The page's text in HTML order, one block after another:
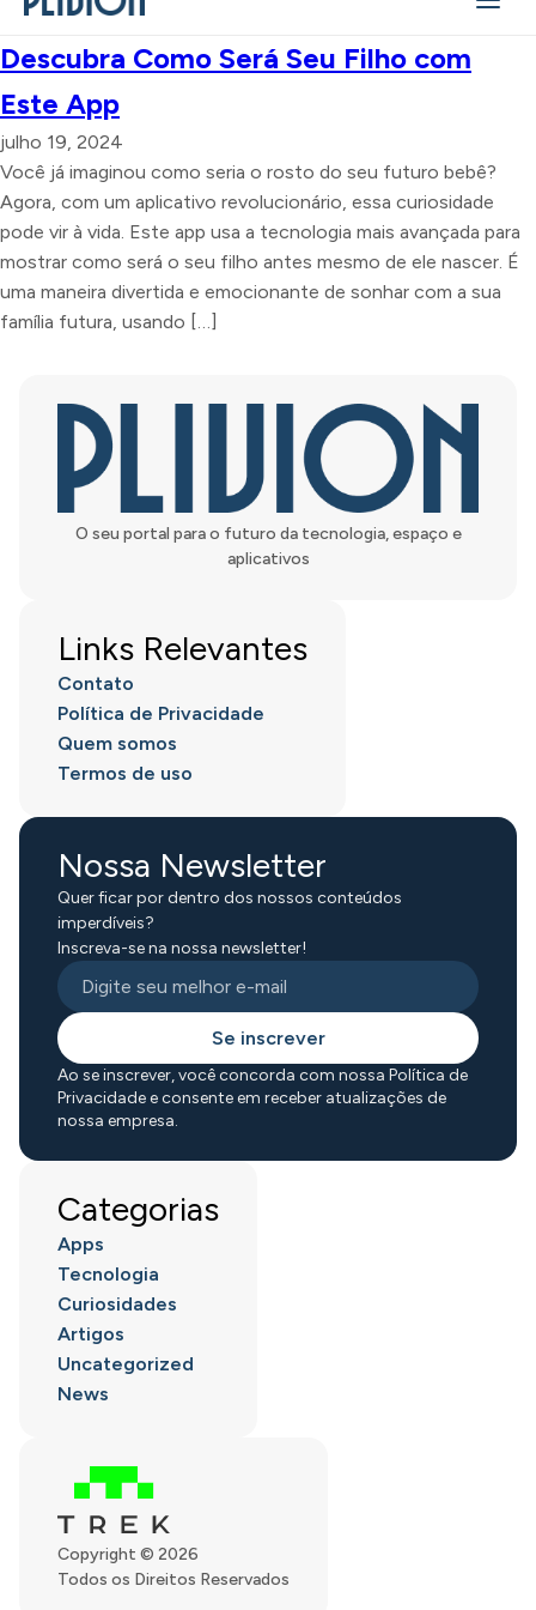
Descubra Como Será Seu Filho com
Este App
julho 19, 2024
Você já imaginou como seria o rosto do seu futuro bebê?
Agora, com um aplicativo revolucionário, essa curiosidade
pode vir à vida. Este app usa a tecnologia mais avançada para
mostrar como será o seu filho antes mesmo de ele nascer. É
uma maneira divertida e emocionante de sonhar com a sua
família futura, usando […]
O seu portal para o futuro da tecnologia, espaço e
aplicativos
Copyright © 2026
Todos os Direitos Reservados
Links Relevantes
Contato
Política de Privacidade
Quem somos
Termos de uso
Nossa Newsletter
Quer ficar por dentro dos nossos conteúdos
imperdíveis?
Inscreva-se na nossa newsletter!
Se inscrever
Ao se inscrever, você concorda com nossa Política de
Privacidade e consente em receber atualizações de
nossa empresa.
Categorias
Apps
Tecnologia
Curiosidades
Artigos
Uncategorized
News